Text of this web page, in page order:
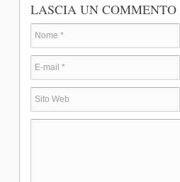
LASCIA UN COMMENTO